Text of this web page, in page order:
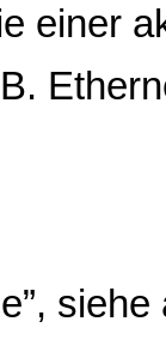
einer